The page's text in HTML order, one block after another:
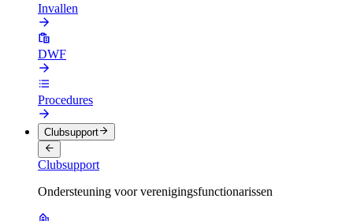
Invallen
DWF
Procedures
Clubsupport
Clubsupport
Ondersteuning voor verenigingsfunctionarissen